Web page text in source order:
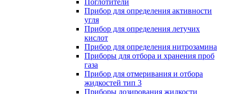
Поглотители
Прибор для определения активности
угля
Прибор для определения летучих
кислот
Прибор для определения нитрозамина
Приборы для отбора и хранения проб
газа
Прибор для отмеривания и отбора
жидкостей тип 3
Приборы дозирования жидкости